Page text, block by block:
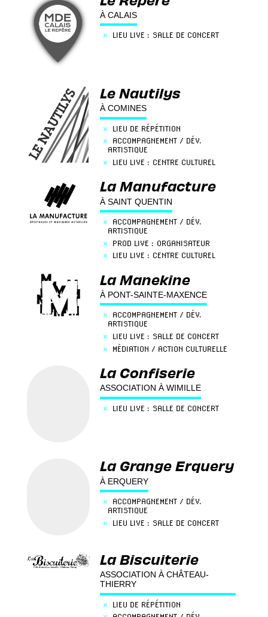
À CALAIS
× LIEU LIVE : SALLE DE CONCERT
Le Nautilys
À COMINES
× LIEU DE RÉPÉTITION
× ACCOMPAGNEMENT / DÉV.
ARTISTIQUE
× LIEU LIVE : CENTRE CULTUREL
La Manufacture
À SAINT QUENTIN
× ACCOMPAGNEMENT / DÉV.
ARTISTIQUE
× PROD LIVE : ORGANISATEUR
× LIEU LIVE : CENTRE CULTUREL
×MÉDIATION / ACTION CULTURELLE
La Manekine
À PONT-SAINTE-MAXENCE
× ACCOMPAGNEMENT / DÉV.
ARTISTIQUE
× LIEU LIVE : SALLE DE CONCERT
× MÉDIATION / ACTION CULTURELLE
La Confiserie
ASSOCIATION À WIMILLE
× LIEU LIVE : SALLE DE CONCERT
La Grange Erquery
À ERQUERY
× ACCOMPAGNEMENT / DÉV.
ARTISTIQUE
× LIEU LIVE : SALLE DE CONCERT
La Biscuiterie
ASSOCIATION À CHÂTEAU-
THIERRY
× LIEU DE RÉPÉTITION